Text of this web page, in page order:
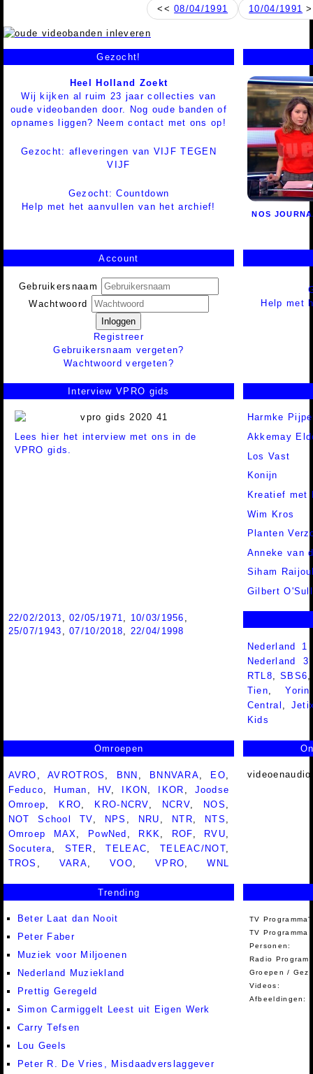
<<08/04/1991 10/04/1991
Gezocht!
Heel Holland Zoekt
Wij kijken al ruim 23 jaar collecties van
oude videobanden door. Nog oude banden of
opnames liggen? Neem contact met ons op!
Gezocht: afleveringen van VIJF TEGEN
VIJF
Gezocht: Countdown
Help met het aanvullen van het archief!
NOS
Account
Gebruikersnaam
Wachtwoord
Inloggen
Registreer
Gebruikersnaam vergeten?
Wachtwoord vergeten?
Help met
Interview VPRO gids
Lees hier het interview met ons in de
VPRO gids.
Harmke
Akkemay
Los Vast
Konijn
Kreatief met
Wim Kros
Planten
Anneke van
Siham
Gilbert
22/02/2013 ,02/05/1971, 10/03/1956 ,
25/07/1943 ,07/10/2018, 22/04/1998
Nederland 1
Nederland
RTL8 ,SBS6
Tien ,Yorin
Central
Kids
Omroepen
AVRO ,AVROTROS , BNN , BNNVARA, EO,
Feduco, Human , HV, IKON , IKOR , Joodse
Omroep, KRO, KRO-NCRV, NCRV, NOS ,
NOT School TV, NPS , NRU , NTR, NTS ,
Omroep MAX, PowNed , RKK, ROF, RVU,
Socutera, STER ,TELEAC, TELEAC/NOT,
TROS , VARA,VOO,VPRO,WNL
Trending
Beter Laat dan Nooit
Peter Faber
Muziek voor Miljoenen
Nederland Muziekland
Prettig Geregeld
Simon Carmiggelt Leest uit Eigen Werk
Carry Tefsen
Lou Geels
Peter R. De Vries, Misdaadverslaggever
TV
TV Programma
Personen:
Radio
Groepen /
Videos:
Afbeeldingen: